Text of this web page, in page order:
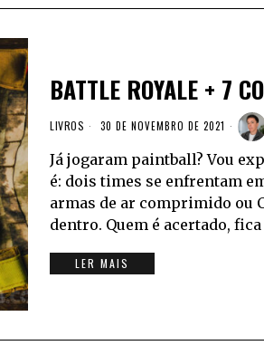
BATTLE ROYALE + 7
LIVROS 30 DE NOVEMBRO DE 2021
Já jogaram paintball? Vou
é: dois times se enfrentam
armas de ar comprimido ou
dentro. Quem é acertado, fica
LER MAIS